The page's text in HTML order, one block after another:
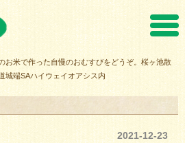
お米で作った自慢のおむすびをどうぞ。桜ヶ池散
城端SAハイウェイオアシス内
2021-12-23